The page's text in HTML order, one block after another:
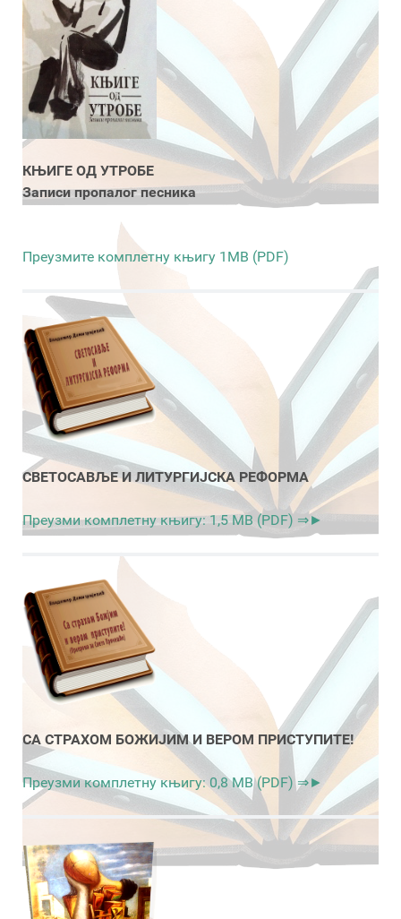
КЊИГЕ ОД УТРОБЕ
Записи пропалог песника
Преузмите комплетну књигу 1MB (PDF)
СВЕТОСАВЉЕ И ЛИТУРГИЈСКА РЕФОРМА
Преузми комплетну књигу: 1,5 MB (PDF) ⇒►
СА СТРАХОМ БОЖИЈИМ И ВЕРОМ ПРИСТУПИТЕ!
Преузми комплетну књигу: 0,8 MB (PDF) ⇒►